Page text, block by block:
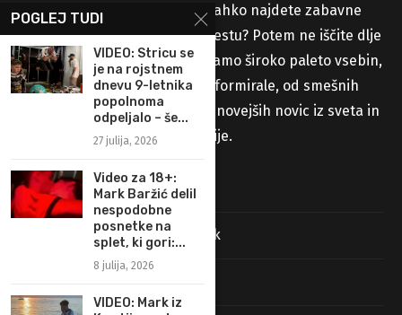
Iščete spletno stran, kjer lahko najdete zabavne
vsebine in novice na enem mestu? Potem ne iščite dlje
od naše spletne strani! Ponujamo široko paleto vsebin,
ki vas bodo zabavale in informirale, od smešnih
videoposnetkov in slik do najnovejših novic iz sveta in
Slovenije.
Stran s prispevki
Pravila uporabe in pravni pouk
POGLEJ TUDI
VIDEO: Stricu se
je na rojstnem
dnevu 9-letnika
popolnoma
odpeljalo – še...
27 julija, 2026
Video za 18+:
Mark Baržić delil
nespodobne
posnetke na
splet, ki gori:...
8 julija, 2026
VIDEO: Mark iz